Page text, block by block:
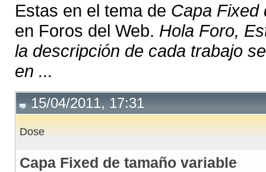
Estas en el tema de Capa Fixed
en Foros del Web. Hola Foro,
la descripción de cada trabajo
en ...
15/04/2011, 17:31
Dose
Capa Fixed de tamaño variable